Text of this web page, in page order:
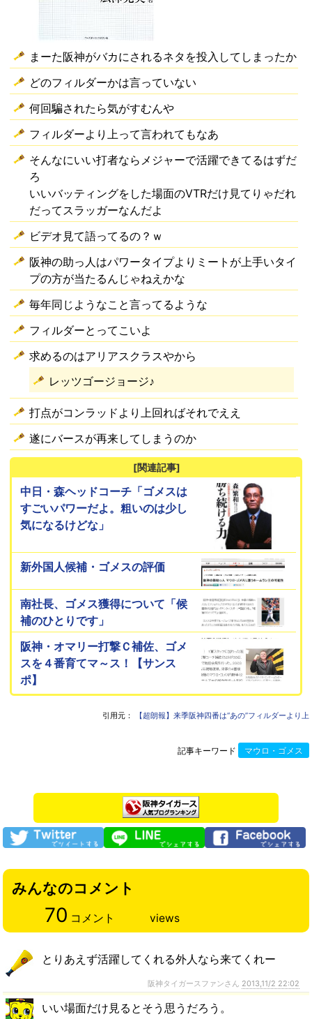
まーた阪神がバカにされるネタを投入してしまったか
どのフィルダーかは言っていない
何回騙されたら気がすむんや
フィルダーより上って言われてもなあ
そんなにいい打者ならメジャーで活躍できてるはずだ
ろ
いいバッティングをした場面のVTRだけ見てりゃだれ
だってスラッガーなんだよ
ビデオ見て語ってるの？ｗ
阪神の助っ人はパワータイプよりミートが上手いタイ
プの方が当たるんじゃねえかな
毎年同じようなこと言ってるような
フィルダーとってこいよ
求めるのはアリアスクラスやから
レッツゴージョージ♪
打点がコンラッドより上回ればそれでええ
遂にバースが再来してしまうのか
[関連記事]
中日・森ヘッドコーチ「ゴメスは
すごいパワーだよ。粗いのは少し
気になるけどな」
新外国人候補・ゴメスの評価
南社長、ゴメス獲得について「候
補のひとりです」
阪神・オマリー打撃Ｃ補佐、ゴメ
スを４番育てマ～ス！【サンス
ポ】
引用元： 【超朗報】来季阪神四番は“あの”フィルダーより上
記事キーワード マウロ・ゴメス
みんなのコメント
70 コメント views
とりあえず活躍してくれる外人なら来てくれー
阪神タイガースファンさん 2013,11/2 22:02
いい場面だけ見るとそう思うだろう。